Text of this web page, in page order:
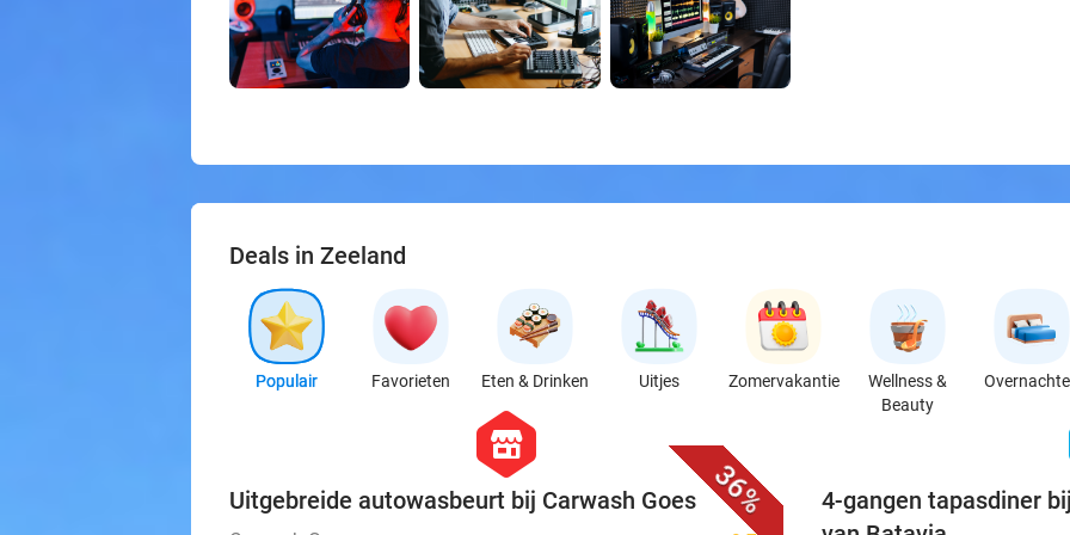
Deals in Zeeland
Populair Favorieten Eten & Drinken Uitjes Zomervakantie
Wellness &
Beauty
36%
hexagon
store
Uitgebreide autowasbeurt bij Carwash Goes
4-gangen tapasdiner